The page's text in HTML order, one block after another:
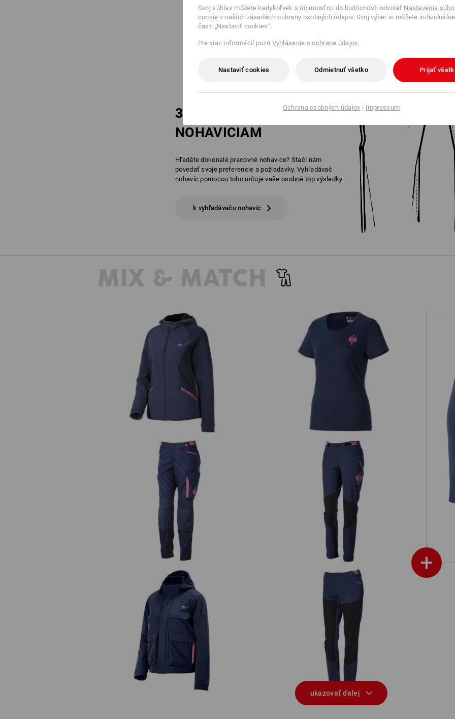
3 KROKY
K DOKONALÝM
NOHAVICIAM
Hľadáte dokonalé pracovné nohavice? Stačí nám
povedať svoje preferencie a požiadavky. Vyhľadávač
nohavíc pomocou toho určuje vaše osobné top výsledky.
k vyhľadávaču nohavíc
MIX & MATCH
+
Hybridná úpletová bunda kapucňou
e.s.trail, dámska
Tričko Merino e.s.trail, dámske
Nohavice do pása e.s.trail, dámske Funkčné nohavice e.s.trail, dámske
Zimná bunda e.s.trail, dámska
Hybridná funkčné nohavice e.s.trail,
dámske
ukazovať ďalej
Svoj súhlas môžete kedykoľvek s účinnosťou do budúcnosti odvolať Nastavenia
cookie v našich zásadách ochrany osobných údajov. Svoj výber si môžete
časti „Nastaviť cookies“.
Pre viac informácií pozri Vyhlásenie o ochrane údajov.
Nastaviť cookies Odmietnuť všetko Prijať
Ochrana osobných údajov | Impressum